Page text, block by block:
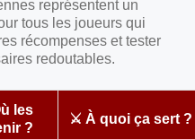
représentent un
tous les joueurs qui
récompenses et tester
redoutables.
les
?
⚔️ À quoi ça sert ?